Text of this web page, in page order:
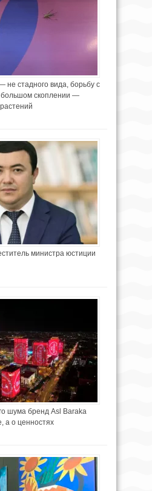
не стадного вида, борьбу с
большом скоплении —
министра юстиции
шума бренд Asl Baraka
а о ценностях